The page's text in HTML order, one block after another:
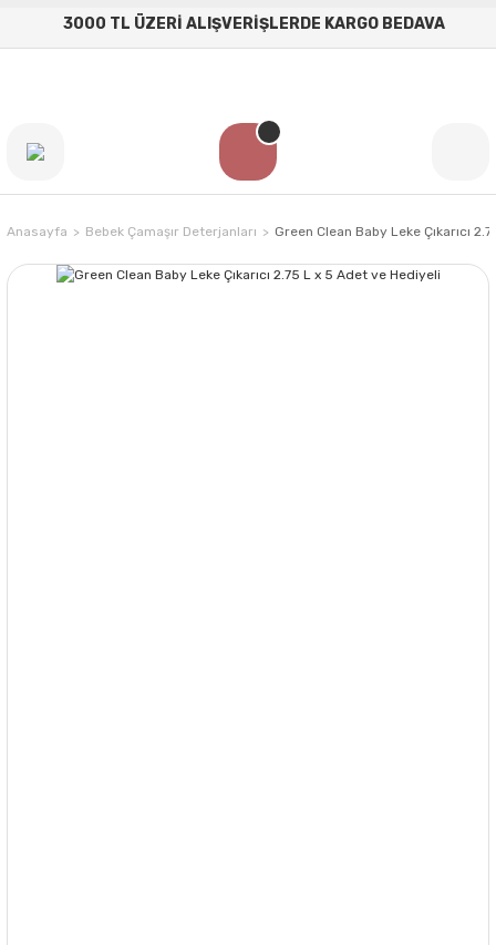
3000 TL ÜZERİ ALIŞVERİŞLERDE KARGO BEDAVA
Anasayfa Bebek Çamaşır Deterjanları Green Clean Baby Leke Çıkarıcı